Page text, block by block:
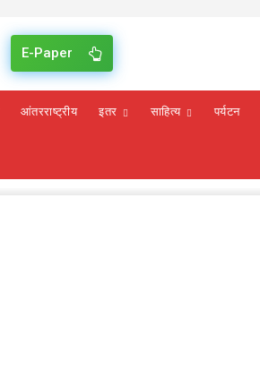
E-Paper
आंतरराष्ट्रीय इतर साहित्य पर्यटन